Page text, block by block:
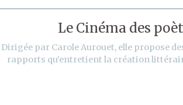
Le Cinéma des
Dirigée par Carole Aurouet, elle propose
rapports qu’entretient la création